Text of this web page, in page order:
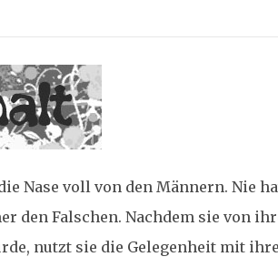
Nase voll von den Männern. Nie
den Falschen. Nachdem sie von
nutzt sie die Gelegenheit mit